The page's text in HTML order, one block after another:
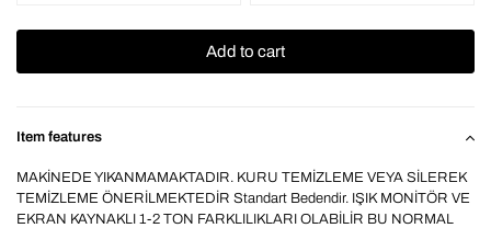
Item features
MAKİNEDE YIKANMAMAKTADIR. KURU TEMİZLEME VEYA SİLEREK
TEMİZLEME ÖNERİLMEKTEDİR Standart Bedendir. IŞIK MONİTÖR VE
EKRAN KAYNAKLI 1-2 TON FARKLILIKLARI OLABİLİR BU NORMAL